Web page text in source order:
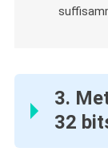
3.
32